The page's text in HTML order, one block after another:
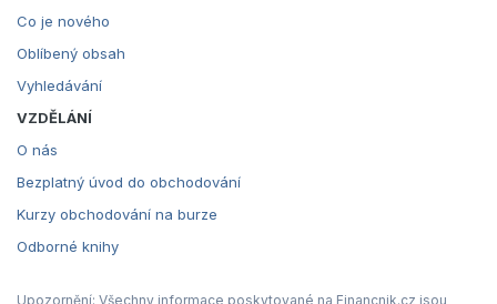
Co je nového
Oblíbený obsah
Vyhledávání
VZDĚLÁNÍ
O nás
Bezplatný úvod do obchodování
Kurzy obchodování na burze
Odborné knihy
Upozornění: Všechny informace poskytované na Financnik.cz jsou